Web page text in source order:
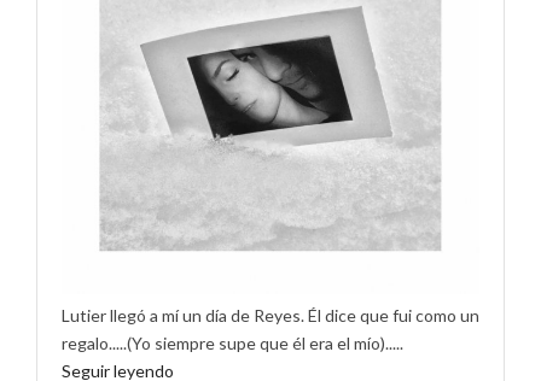
Lutier llegó a mí un día de Reyes. Él dice que fui como un
regalo.....(Yo siempre supe que él era el mío).....
Seguir leyendo